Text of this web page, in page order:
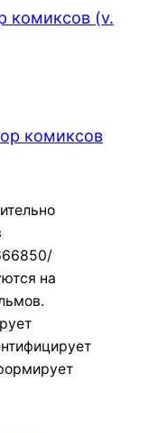
комиксов (v.
комиксов
на